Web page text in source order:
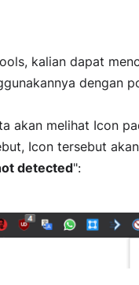
kalian dapat
dengan
akan melihat Icon
Icon tersebut
detected":